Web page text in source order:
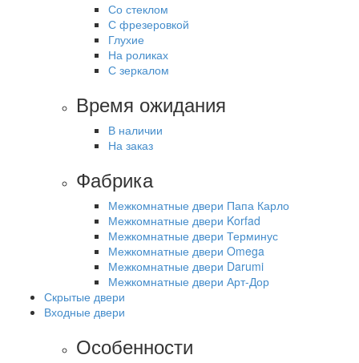
Со стеклом
С фрезеровкой
Глухие
На роликах
С зеркалом
Время ожидания
В наличии
На заказ
Фабрика
Межкомнатные двери Папа Карло
Межкомнатные двери Korfad
Межкомнатные двери Терминус
Межкомнатные двери Omega
Межкомнатные двери Darumi
Межкомнатные двери Арт-Дор
Скрытые двери
Входные двери
Особенности